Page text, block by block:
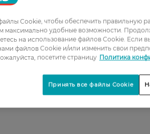
воде Avene.
блеска.
Cookie, чтобы обеспечить правильную
максимально удобные возможности.
на использование файлов Cookie. Если
файлов Cookie и/или изменить свои
посетите страницу Политика
Принять все файлы Cookie